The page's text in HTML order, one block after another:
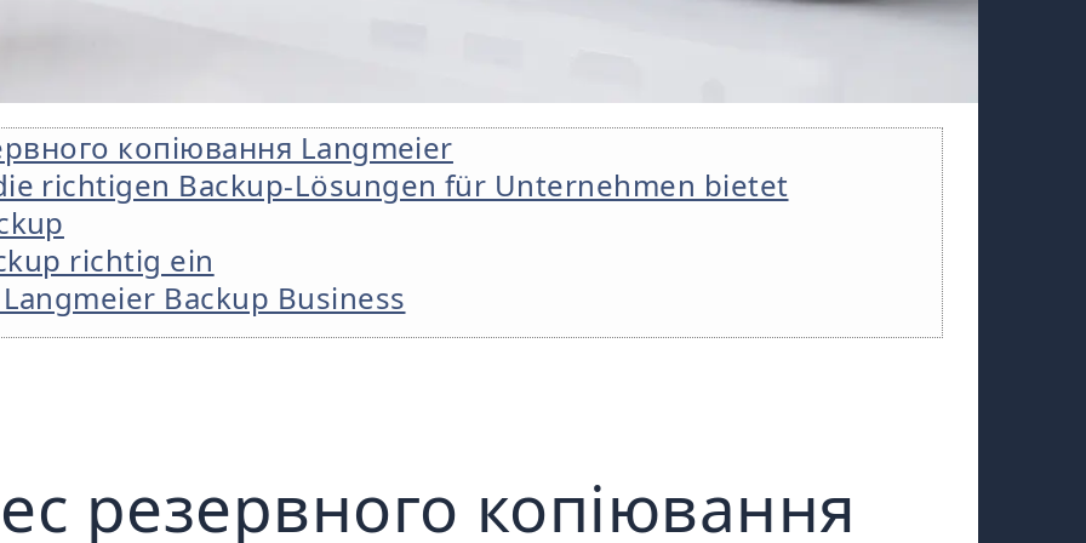
копіювання Langmeier
richtigen Backup-Lösungen für Unternehmen bietet
richtig ein
Backup Business
резервного копіювання